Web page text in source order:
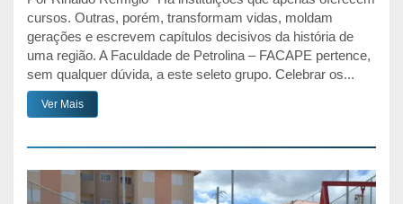
cursos. Outras, porém, transformam vidas, moldam
gerações e escrevem capítulos decisivos da história de
uma região. A Faculdade de Petrolina – FACAPE pertence,
sem qualquer dúvida, a este seleto grupo. Celebrar os...
Ver Mais